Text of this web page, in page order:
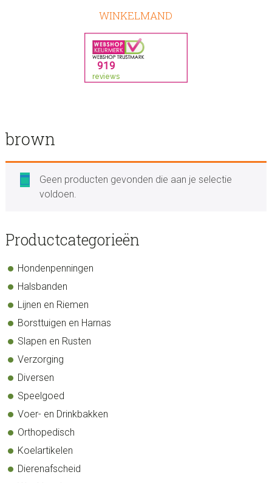
WINKELMAND
brown
Geen producten gevonden die aan je selectie
voldoen.
sidebar
Store
Productcategorieën
Hondenpenningen
Halsbanden
Lijnen en Riemen
Borsttuigen en Harnas
Slapen en Rusten
Verzorging
Diversen
Speelgoed
Voer- en Drinkbakken
Orthopedisch
Koelartikelen
Dierenafscheid